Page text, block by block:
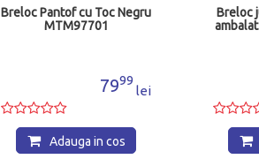
Breloc Pantof cu Toc Negru
MTM97701
7999
lei
Adauga in cos
Breloc